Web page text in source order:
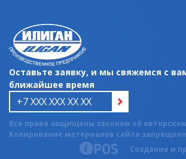
Оставьте заявку, и мы свяжемся с
ближайшее время
Все права защищены законом об
Копирование материалов сайта
Создание и